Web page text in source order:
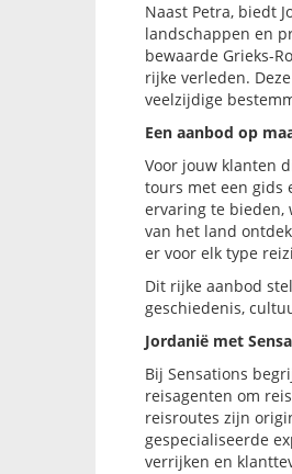
Naast Petra, biedt
landschappen en
bewaarde Grieks-
rijke verleden.
veelzijdige
Een aanbod op
Voor jouw klanten
tours met een gids
ervaring te bieden,
van het land
er voor elk type
Dit rijke aanbod
geschiedenis,
Jordanië met
Bij Sensations
reisagenten om
reisroutes zijn
gespecialiseerde
verrijken en